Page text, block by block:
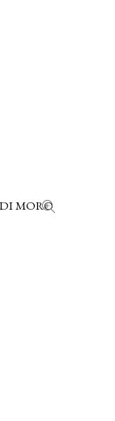
MORO